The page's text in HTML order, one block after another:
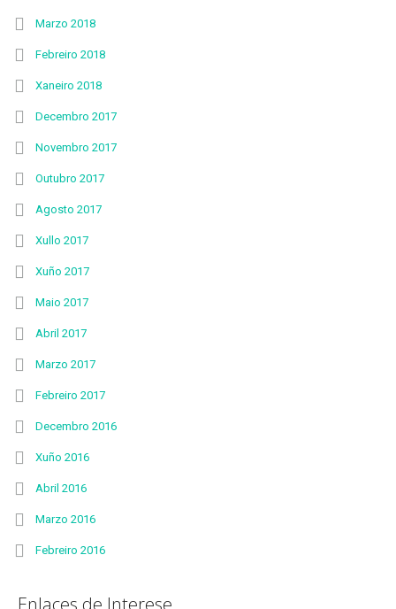
Marzo 2018
Febreiro 2018
Xaneiro 2018
Decembro 2017
Novembro 2017
Outubro 2017
Agosto 2017
Xullo 2017
Xuño 2017
Maio 2017
Abril 2017
Marzo 2017
Febreiro 2017
Decembro 2016
Xuño 2016
Abril 2016
Marzo 2016
Febreiro 2016
Enlaces de Interese